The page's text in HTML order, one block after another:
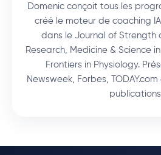
Domenic conçoit tous les
créé le moteur de coaching
dans le Journal of Strength
Research, Medicine & Science
Frontiers in Physiology.
Newsweek, Forbes,